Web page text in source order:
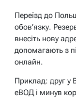
Переїзд до
обов’язку.
внесіть нову
допомагають з
онлайн.
Приклад: друг у
еВОД і минув